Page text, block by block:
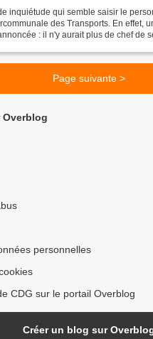
inquiétude qui semble saisir le
des Transports. En effet,
: il n'y aurait plus de chef de
Page suivante >
Overblog
personnelles
CDG sur le portail Overblog
Créer un blog sur